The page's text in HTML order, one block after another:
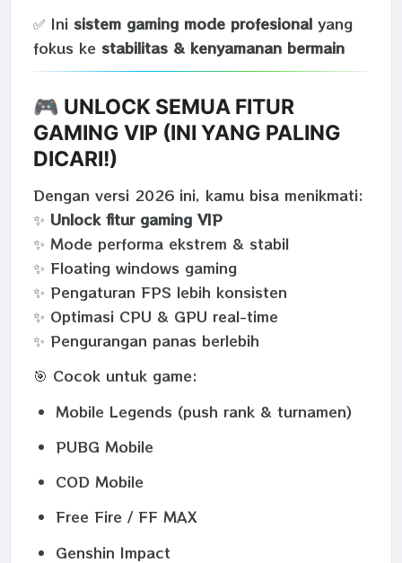
✅ Ini sistem gaming mode profesionalyang
fokus ke stabilitas & kenyamanan bermain
🎮 UNLOCK SEMUA FITUR
GAMING VIP (INI YANG PALING
DICARI!)
Dengan versi 2026 ini, kamu bisa menikmati:
✨ Unlock fitur gaming VIP
✨ Mode performa ekstrem & stabil
✨ Floating windows gaming
✨ Pengaturan FPS lebih konsisten
✨ Optimasi CPU & GPU real-time
✨ Pengurangan panas berlebih
🎯 Cocok untuk game:
Mobile Legends (push rank & turnamen)
PUBG Mobile
COD Mobile
Free Fire / FF MAX
Genshin Impact